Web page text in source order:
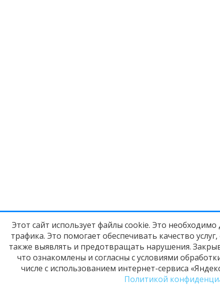
Этот сайт использует файлы cookie. Это
трафика. Это помогает обеспечивать качество
также выявлять и предотвращать нарушения.
что ознакомлены и согласны с условиями
числе с использованием интернет-сервиса
Политикой